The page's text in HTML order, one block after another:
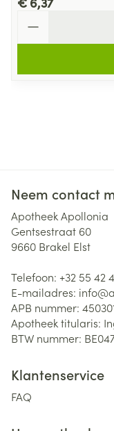
Neem contact
Apotheek Apollonia
Gentsestraat 60
9660 Brakel Elst
Telefoon: +32 55 42
E-mailadres: info@
APB nummer:
Apotheek titularis:
BTW nummer:
Klantenservice
FAQ